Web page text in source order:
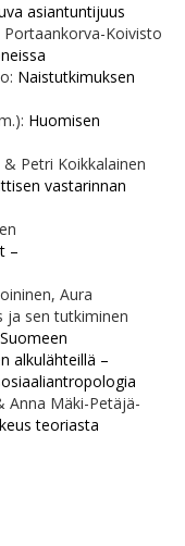
asiantuntijuus
Koivisto
Naistutkimuksen
Huomisen
Petri Koikkalainen
vastarinnan
–
Aura
ja sen tutkiminen
alkulähteillä –
Anna Mäki-Petäjä-
teoriasta